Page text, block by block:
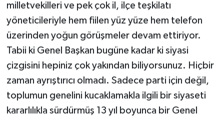
milletvekilleri ve pek çok il, ilçe teşkilatı
yöneticileriyle hem fiilen yüz yüze hem telefon
üzerinden yoğun görüşmeler devam ettiriyor.
Tabii ki Genel Başkan bugüne kadar ki siyasi
çizgisini hepiniz çok yakından biliyorsunuz. Hiçbir
zaman ayrıştırıcı olmadı. Sadece parti için değil,
toplumun genelini kucaklamakla ilgili bir siyaseti
kararlılıkla sürdürmüş 13 yıl boyunca bir Genel